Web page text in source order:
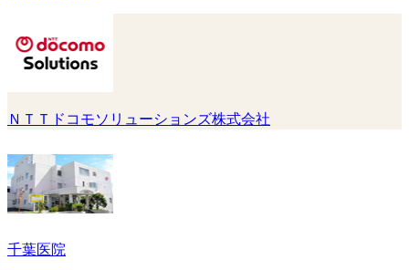
ＮＴＴドコモソリューションズ株式会社
千葉医院